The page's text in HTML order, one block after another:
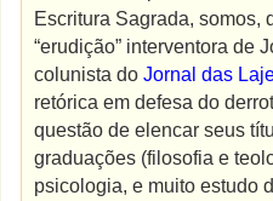
Escritura Sagrada, somos,
“erudição” interventora de
colunista doJornal das
retórica em defesa do
questão de elencar seus
graduações (filosofia e
psicologia, e muito estudo